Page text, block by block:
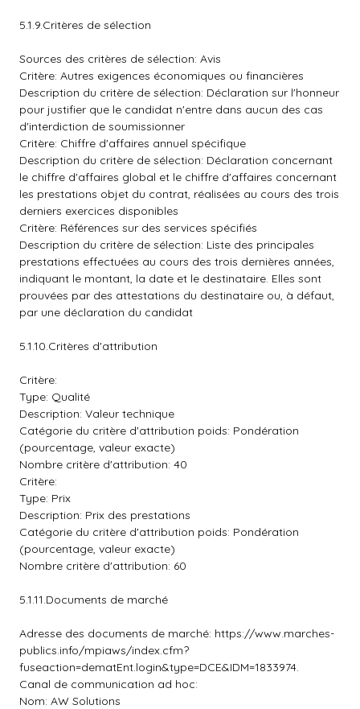
5.1.9.Critères de sélection
Sources des critères de sélection: Avis
Critère: Autres exigences économiques ou financières
Description du critère de sélection: Déclaration sur l'honneur
pour justifier que le candidat n'entre dans aucun des cas
d'interdiction de soumissionner
Critère: Chiffre d'affaires annuel spécifique
Description du critère de sélection: Déclaration concernant
le chiffre d'affaires global et le chiffre d'affaires concernant
les prestations objet du contrat, réalisées au cours des trois
derniers exercices disponibles
Critère: Références sur des services spécifiés
Description du critère de sélection: Liste des principales
prestations effectuées au cours des trois dernières années,
indiquant le montant, la date et le destinataire. Elles sont
prouvées par des attestations du destinataire ou, à défaut,
par une déclaration du candidat
5.1.10.Critères d'attribution
Critère:
Type: Qualité
Description: Valeur technique
Catégorie du critère d'attribution poids: Pondération
(pourcentage, valeur exacte)
Nombre critère d'attribution: 40
Critère:
Type: Prix
Description: Prix des prestations
Catégorie du critère d'attribution poids: Pondération
(pourcentage, valeur exacte)
Nombre critère d'attribution: 60
5.1.11.Documents de marché
Adresse des documents de marché: https://www.marches-
publics.info/mpiaws/index.cfm?
fuseaction=dematEnt.login&type=DCE&IDM=1833974.
Canal de communication ad hoc:
Nom: AW Solutions